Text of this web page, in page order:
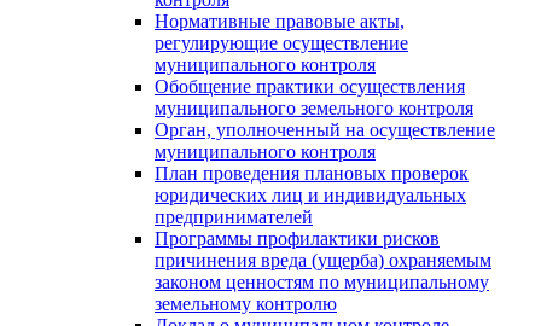
Нормативные правовые акты,
регулирующие осуществление
муниципального контроля
Обобщение практики осуществления
муниципального земельного контроля
Орган, уполноченный на осуществление
муниципального контроля
План проведения плановых проверок
юридических лиц и индивидуальных
предпринимателей
Программы профилактики рисков
причинения вреда (ущерба) охраняемым
законом ценностям по муниципальному
земельному контролю